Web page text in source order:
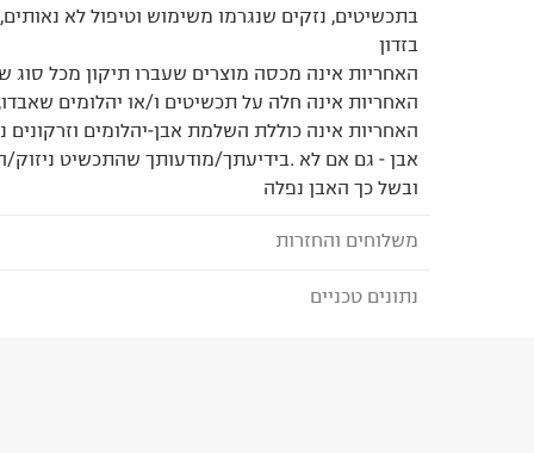
בתכשיטים, נזקים שנגרמו משימוש וטיפול לא
בזדון
האחריות אינה מכסה מוצרים שעברו תיקון מכל סוג
האחריות אינה חלה על תכשיטים ו/או יהלומים שאבדו,
האחריות אינה כוללת השלמת אבן-יהלומים וזרקונים
אבן - גם אם לא .בידיעתך/מודעותך שהתכשיט
ובשל כך האבן נפלה
משלוחים והחזרות
לבחירת בשיטת המשלוח המתאימה לכם,
נתונים טכניים